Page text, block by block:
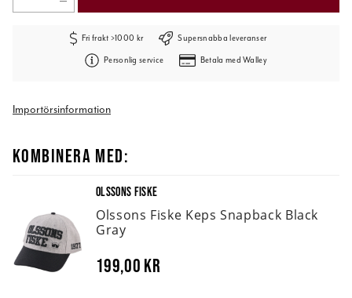
Fri frakt >1000 kr Supersnabba leveranser
Personlig service Betala med Walley
Importörsinformation
KOMBINERA MED:
OLSSONS FISKE
Olssons Fiske Keps Snapback Black
Gray
199,00 kr